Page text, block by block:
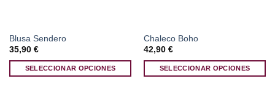
Blusa Sendero
35,90 €
SELECCIONAR OPCIONES
Chaleco Boho
42,90 €
SELECCIONAR OPCIONES